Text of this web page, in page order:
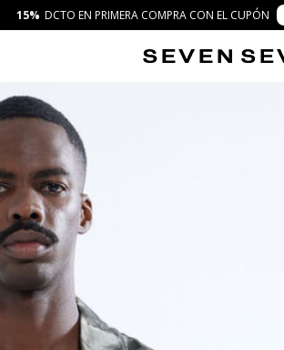
15% DCTO EN PRIMERA COMPRA CON EL CUPÓN